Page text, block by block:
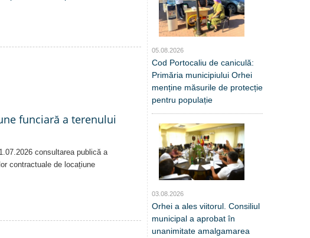
funciară a terenului
consultarea publică a
contractuale de locațiune
05.08.2026
Cod Portocaliu de caniculă:
Primăria municipiului Orhei
menține măsurile de protecție
pentru populație
03.08.2026
Orhei a ales viitorul. Consiliul
municipal a aprobat în
unanimitate amalgamarea